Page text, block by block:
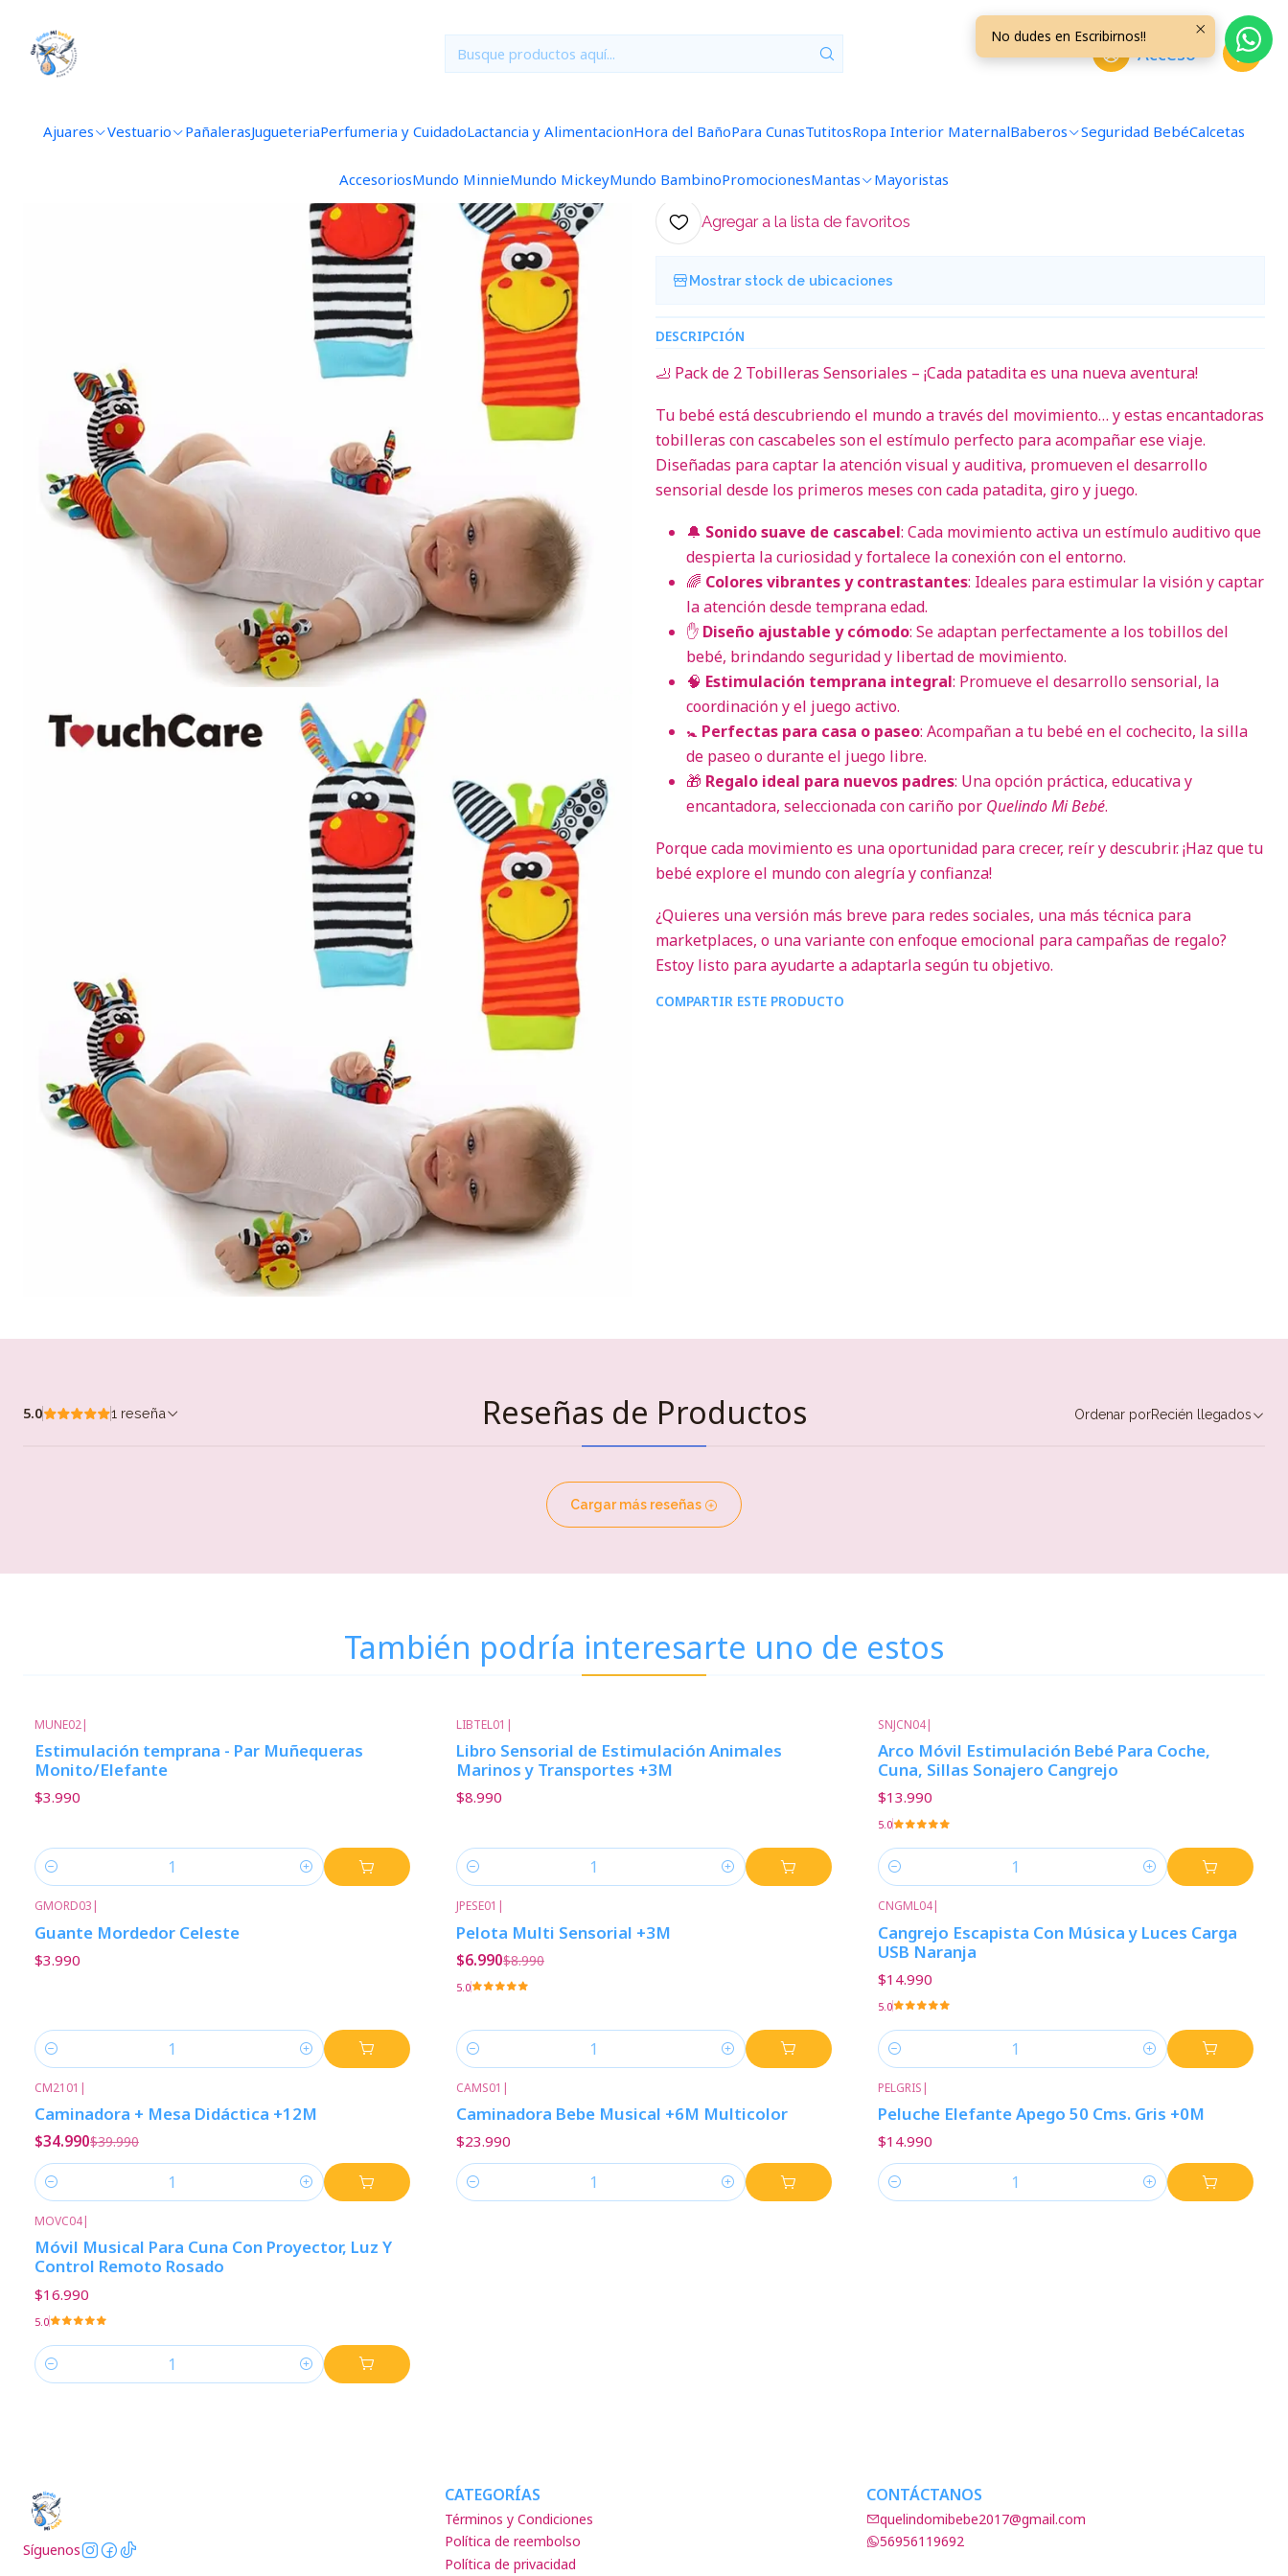
Acceso
Ajuares Vestuario PañalerasJugueteriaPerfumeria y CuidadoLactancia y AlimentacionHora del BañoPara CunasTutitosRopa Interior MaternalBaberos Seguridad BebéCalcetas
AccesoriosMundo MinnieMundo MickeyMundo BambinoPromocionesMantas Mayoristas
+0M Jirafa/Cebra
5.0 1 reseña
Agregar a la lista de favoritos
Mostrar stock de ubicaciones
DESCRIPCIÓN
🦶 Pack de 2 Tobilleras Sensoriales – ¡Cada patadita es una nueva aventura!
Tu bebé está descubriendo el mundo a través del movimiento… y estas encantadoras
tobilleras con cascabeles son el estímulo perfecto para acompañar ese viaje.
Diseñadas para captar la atención visual y auditiva, promueven el desarrollo
sensorial desde los primeros meses con cada patadita, giro y juego.
🔔 Sonido suave de cascabel: Cada movimiento activa un estímulo auditivo que
despierta la curiosidad y fortalece la conexión con el entorno.
🌈 Colores vibrantes y contrastantes: Ideales para estimular la visión y captar
la atención desde temprana edad.
✋ Diseño ajustable y cómodo: Se adaptan perfectamente a los tobillos del
bebé, brindando seguridad y libertad de movimiento.
🧠 Estimulación temprana integral: Promueve el desarrollo sensorial, la
coordinación y el juego activo.
🚼 Perfectas para casa o paseo: Acompañan a tu bebé en el cochecito, la silla
de paseo o durante el juego libre.
🎁 Regalo ideal para nuevos padres: Una opción práctica, educativa y
encantadora, seleccionada con cariño por Quelindo Mi Bebé.
Porque cada movimiento es una oportunidad para crecer, reír y descubrir. ¡Haz que tu
bebé explore el mundo con alegría y confianza!
¿Quieres una versión más breve para redes sociales, una más técnica para
marketplaces, o una variante con enfoque emocional para campañas de regalo?
Estoy listo para ayudarte a adaptarla según tu objetivo.
COMPARTIR ESTE PRODUCTO
Reseñas de Productos
5.0 1 reseña Ordenar porRecién llegados
Cargar más reseñas
También podría interesarte uno de estos
MUNE02|
Estimulación temprana - Par Muñequeras
Monito/Elefante
$3.990
Cantidad
LIBTEL01 |
Libro Sensorial de Estimulación Animales
Marinos y Transportes +3M
$8.990
Cantidad
SNJCN04|
Arco Móvil Estimulación Bebé Para Coche,
Cuna, Sillas Sonajero Cangrejo
$13.990
5.0
Cantidad
GMORD03 |
Guante Mordedor Celeste
$3.990
Cantidad
JPESE01 |
Pelota Multi Sensorial +3M
$6.990$8.990
5.0
Cantidad
CNGML04|
Cangrejo Escapista Con Música y Luces Carga
USB Naranja
$14.990
5.0
Cantidad
CM2101 |
Caminadora + Mesa Didáctica +12M
$34.990$39.990
Cantidad
CAMS01 |
Caminadora Bebe Musical +6M Multicolor
$23.990
Cantidad
PELGRIS |
Peluche Elefante Apego 50 Cms. Gris +0M
$14.990
Cantidad
MOVC04|
Móvil Musical Para Cuna Con Proyector, Luz Y
Control Remoto Rosado
$16.990
5.0
Cantidad
Síguenos
CATEGORÍAS
Términos y Condiciones
Política de reembolso
Política de privacidad
CONTÁCTANOS
quelindomibebe2017@gmail.com
56956119692
No dudes en Escribirnos!!